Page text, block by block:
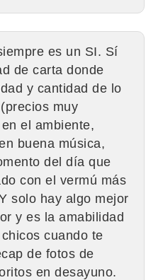
es un SI. Sí
de carta donde
y cantidad de lo
muy
el ambiente,
buena música,
del día que
con el vermú más
solo hay algo mejor
y es la amabilidad
cuando te
de fotos de
en desayuno.